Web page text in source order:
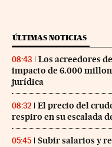
ÚLTIMAS NOTICIAS
08:43
Los acreedores
impacto de 6.000
jurídica
08:32
El precio del
respiro en su escalada
05:45 Subir salarios y